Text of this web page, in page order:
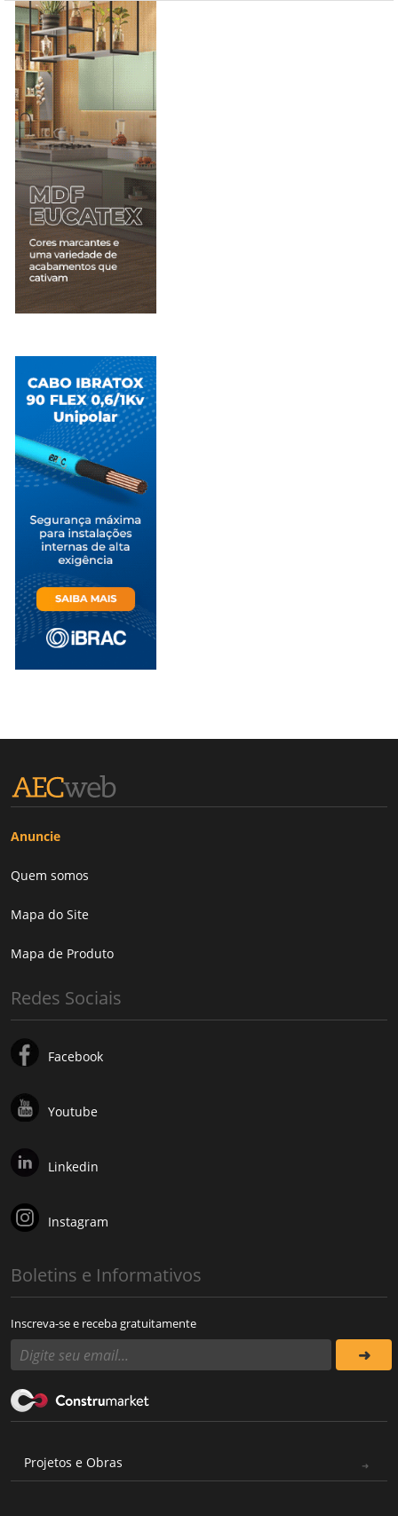
Anuncie
Quem somos
Mapa do Site
Mapa de Produto
Redes Sociais
Facebook
Youtube
Linkedin
Instagram
Boletins e Informativos
Inscreva-se e receba gratuitamente
Projetos e Obras